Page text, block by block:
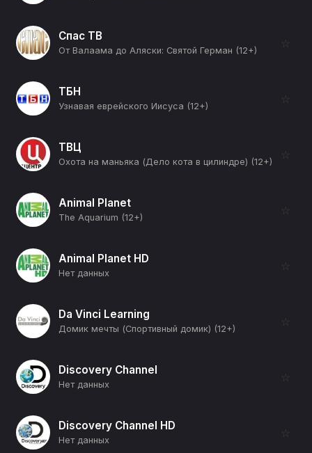
Спас ТВ
От Валаама до Аляски: Святой Герман (12+)
☆
ТБН
Узнавая еврейского Иисуса (12+)
☆
ТВЦ
Охота на маньяка (Дело кота в цилиндре) (12+)
☆
Animal Planet
The Aquarium (12+)
☆
Animal Planet HD
Нет данных
☆
Da Vinci Learning
Домик мечты (Спортивный домик) (12+)
☆
Discovery Channel
Нет данных
☆
Discovery Channel HD
Нет данных
☆